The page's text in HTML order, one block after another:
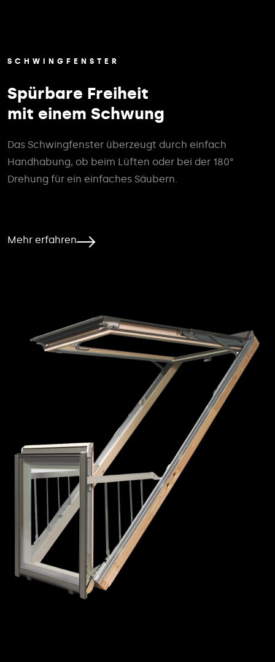
SCHWINGFENSTER
Spürbare Freiheit
mit einem Schwung
Das Schwingfenster überzeugt durch einfach
Handhabung, ob beim Lüften oder bei der 180°
Drehung für ein einfaches Säubern.
Mehr erfahren